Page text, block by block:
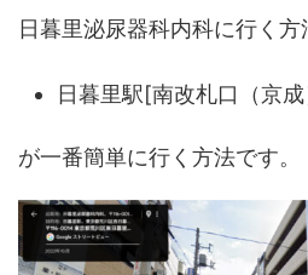
日暮里泌尿器科内科に行く方
日暮里駅[南改札口（京
が一番簡単に行く方法です。